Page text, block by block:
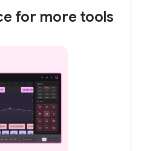
for more tools